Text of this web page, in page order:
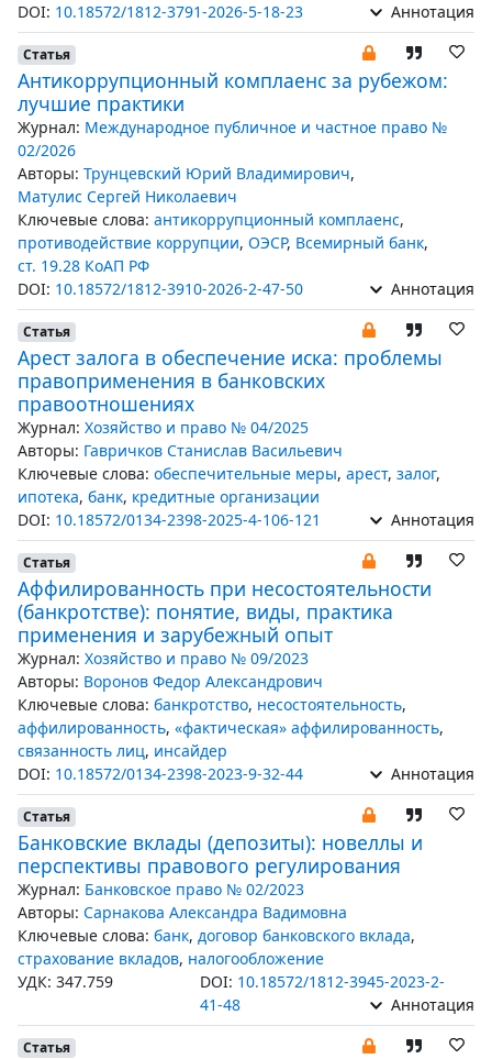
DOI: 10.18572/1812-3791-2026-5-18-23 Аннотация
Статья
Антикоррупционный комплаенс за рубежом:
лучшие практики
Журнал: Международное публичное и частное право №
02/2026
Авторы: Трунцевский Юрий Владимирович,
Матулис Сергей Николаевич
Ключевые слова: антикоррупционный комплаенс,
противодействие коррупции, ОЭСР, Всемирный банк,
ст. 19.28 КоАП РФ
DOI: 10.18572/1812-3910-2026-2-47-50 Аннотация
Статья
Арест залога в обеспечение иска: проблемы
правоприменения в банковских
правоотношениях
Журнал: Хозяйство и право № 04/2025
Авторы: Гавричков Станислав Васильевич
Ключевые слова: обеспечительные меры, арест, залог,
ипотека, банк, кредитные организации
DOI: 10.18572/0134-2398-2025-4-106-121 Аннотация
Статья
Аффилированность при несостоятельности
(банкротстве): понятие, виды, практика
применения и зарубежный опыт
Журнал: Хозяйство и право № 09/2023
Авторы: Воронов Федор Александрович
Ключевые слова: банкротство, несостоятельность,
аффилированность, «фактическая» аффилированность,
связанность лиц, инсайдер
DOI: 10.18572/0134-2398-2023-9-32-44 Аннотация
Статья
Банковские вклады (депозиты): новеллы и
перспективы правового регулирования
Журнал: Банковское право № 02/2023
Авторы: Сарнакова Александра Вадимовна
Ключевые слова: банк, договор банковского вклада,
страхование вкладов, налогообложение
УДК: 347.759
DOI: 10.18572/1812-3945-2023-2-
41-48
Аннотация
Статья